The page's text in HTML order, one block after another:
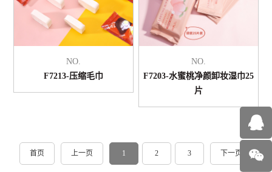
NO.
F7213-压缩毛巾
NO.
F7203-水蜜桃净颜卸妆湿巾25
片
首页 上一页 1 2 3 下一页